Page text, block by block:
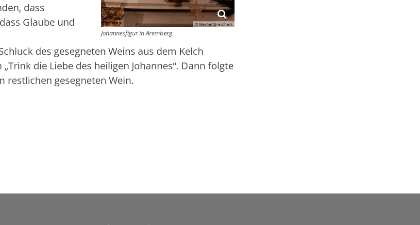
© Werner Dreschers
Johannesfigur in Aremberg
dass
Glaube und
des gesegneten Weins aus dem Kelch
die Liebe des heiligen Johannes“. Dann folgte
restlichen gesegneten Wein.